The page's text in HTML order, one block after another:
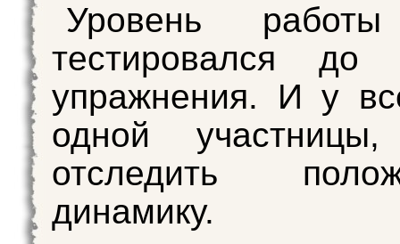
Уровень
тестировался
упражнения. И у
одной
отследить
динамику.